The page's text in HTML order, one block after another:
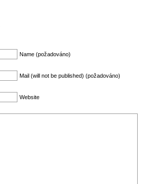
Name (požadováno)
Mail (will not be published) (požadováno)
Website